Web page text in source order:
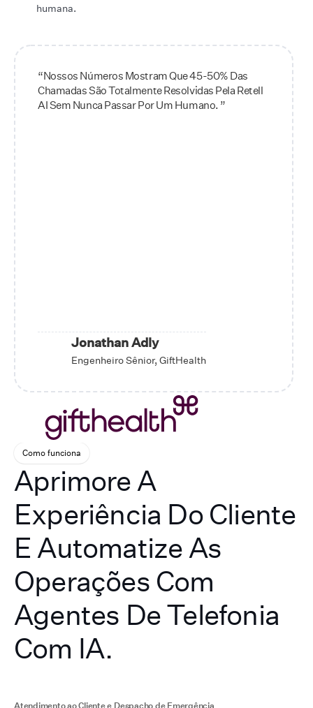
humana.
“Nossos Números Mostram Que 45-50% Das
Chamadas São Totalmente Resolvidas Pela Retell
AI Sem Nunca Passar Por Um Humano. ”
Jonathan Adly
Engenheiro Sênior, GiftHealth
Como funciona
Aprimore A
Experiência Do Cliente
E Automatize As
Operações Com
Agentes De Telefonia
Com IA.
Atendimento ao Cliente e Despacho de Emergência